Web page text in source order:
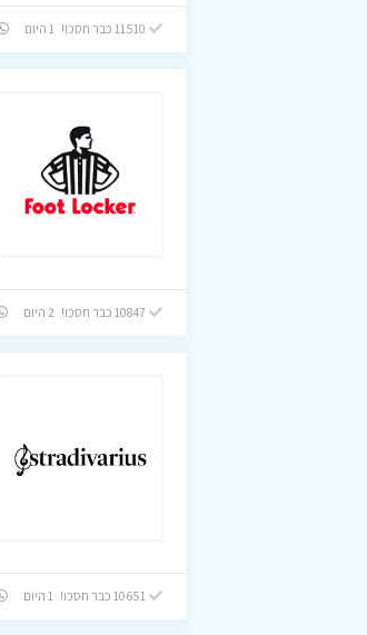
10651 כבר חסכו! 1 היום